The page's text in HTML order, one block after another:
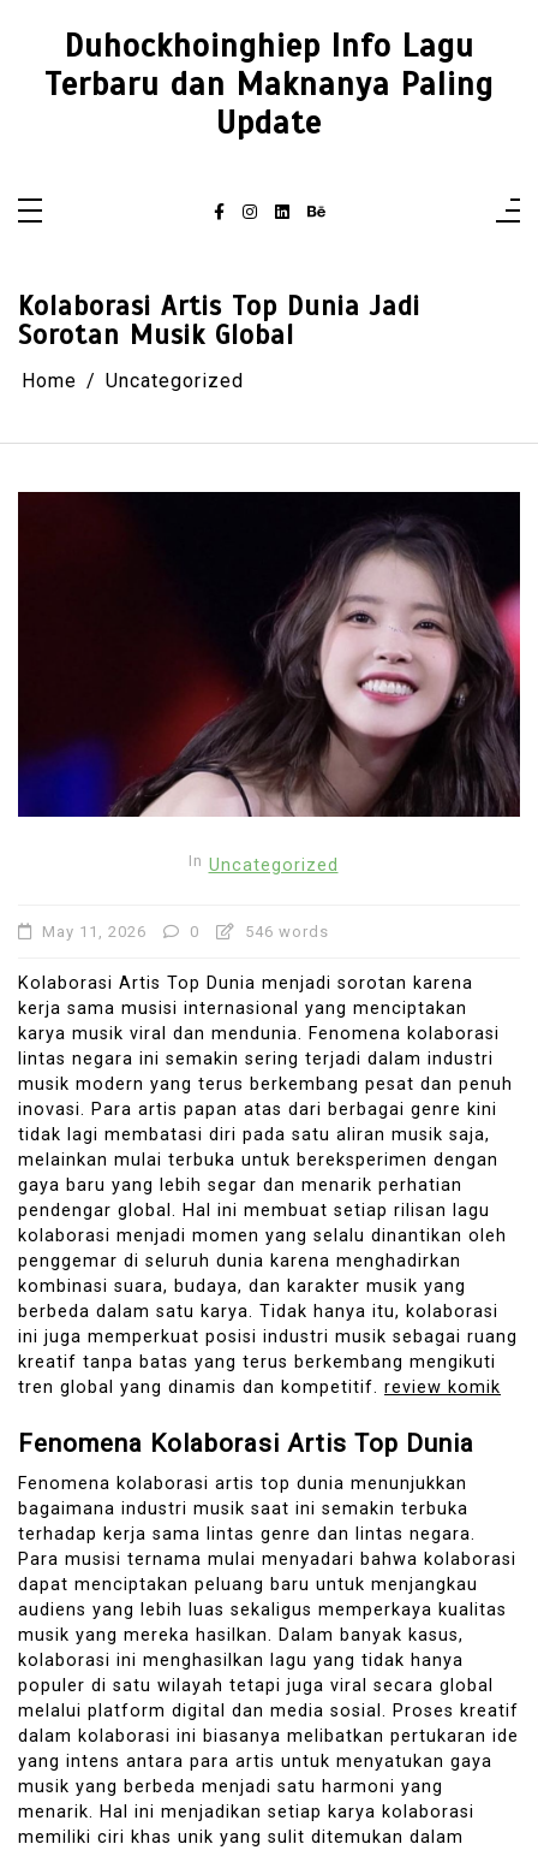
Duhockhoinghiep Info Lagu
Terbaru dan Maknanya Paling
Update
Kolaborasi Artis Top Dunia Jadi
Sorotan Musik Global
Home Uncategorized
In Uncategorized
May 11, 2026 0 546 words
Kolaborasi Artis Top Dunia menjadi sorotan karena
kerja sama musisi internasional yang menciptakan
karya musik viral dan mendunia. Fenomena kolaborasi
lintas negara ini semakin sering terjadi dalam industri
musik modern yang terus berkembang pesat dan penuh
inovasi. Para artis papan atas dari berbagai genre kini
tidak lagi membatasi diri pada satu aliran musik saja,
melainkan mulai terbuka untuk bereksperimen dengan
gaya baru yang lebih segar dan menarik perhatian
pendengar global. Hal ini membuat setiap rilisan lagu
kolaborasi menjadi momen yang selalu dinantikan oleh
penggemar di seluruh dunia karena menghadirkan
kombinasi suara, budaya, dan karakter musik yang
berbeda dalam satu karya. Tidak hanya itu, kolaborasi
ini juga memperkuat posisi industri musik sebagai ruang
kreatif tanpa batas yang terus berkembang mengikuti
tren global yang dinamis dan kompetitif. review komik
Fenomena Kolaborasi Artis Top Dunia
Fenomena kolaborasi artis top dunia menunjukkan
bagaimana industri musik saat ini semakin terbuka
terhadap kerja sama lintas genre dan lintas negara.
Para musisi ternama mulai menyadari bahwa kolaborasi
dapat menciptakan peluang baru untuk menjangkau
audiens yang lebih luas sekaligus memperkaya kualitas
musik yang mereka hasilkan. Dalam banyak kasus,
kolaborasi ini menghasilkan lagu yang tidak hanya
populer di satu wilayah tetapi juga viral secara global
melalui platform digital dan media sosial. Proses kreatif
dalam kolaborasi ini biasanya melibatkan pertukaran ide
yang intens antara para artis untuk menyatukan gaya
musik yang berbeda menjadi satu harmoni yang
menarik. Hal ini menjadikan setiap karya kolaborasi
memiliki ciri khas unik yang sulit ditemukan dalam